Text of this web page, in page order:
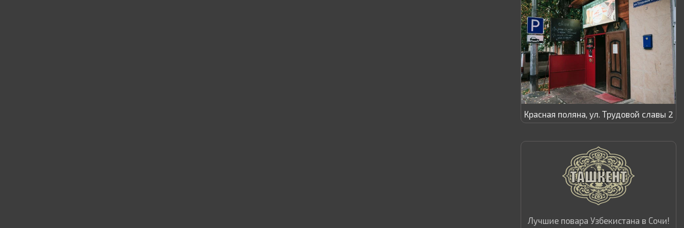
Красная поляна, ул. Трудовой славы 2
Лучшие повара Узбекистана в Сочи!